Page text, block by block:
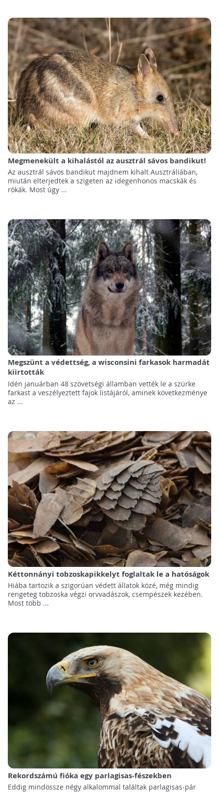
Megmenekült a kihalástól az ausztrál sávos bandikut!
Az ausztrál sávos bandikut majdnem kihalt Ausztráliában,
miután elterjedtek a szigeten az idegenhonos macskák és
rókák. Most úgy ...
Megszünt a védettség, a wisconsini farkasok harmadát
kiirtották
Idén januárban 48 szövetségi államban vették le a szürke
farkast a veszélyeztett fajok listájáról, aminek következménye
az ...
Kéttonnányi tobzoskapikkelyt foglaltak le a hatóságok
Hiába tartozik a szigorúan védett állatok közé, még mindig
rengeteg tobzoska végzi orvvadászok, csempészek kezében.
Most több ...
Rekordszámú fióka egy parlagisas-fészekben
Eddig mindössze négy alkalommal találtak parlagisas-pár